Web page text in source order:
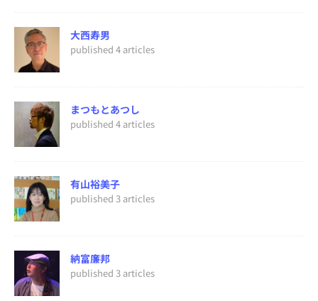
大西寿男
published 4 articles
まつもとあつし
published 4 articles
有山裕美子
published 3 articles
納富廉邦
published 3 articles